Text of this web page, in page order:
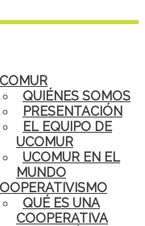
QUIÉNES SOMOS
PRESENTACIÓN
EL EQUIPO DE
UCOMUR
UCOMUR EN EL
MUNDO
QUÉ ES UNA
COOPERATIVA